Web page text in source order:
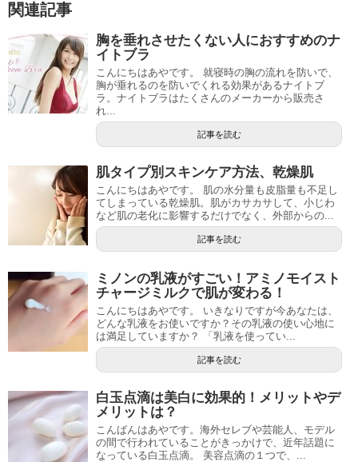
関連記事
胸を垂れさせたくない人におすすめのナ
イトブラ
こんにちはあやです。 就寝時の胸の流れを防いで、
胸が垂れるのを防いでくれる効果があるナイトブ
ラ。ナイトブラはたくさんのメーカーから販売さ
れ...
記事を読む
肌タイプ別スキンケア方法、乾燥肌
こんにちはあやです。 肌の水分量も皮脂量も不足し
てしまっている乾燥肌。肌がカサカサして、小じわ
など肌の老化に影響するだけでなく、外部からの...
記事を読む
ミノンの乳液がすごい！アミノモイスト
チャージミルクで肌が変わる！
こんにちはあやです。 いきなりですが今あなたは、
どんな乳液をお使いですか？その乳液の使い心地に
は満足していますか？ 「乳液を使ってい...
記事を読む
白玉点滴は美白に効果的！メリットやデ
メリットは？
こんばんはあやです。海外セレブや芸能人、モデル
の間で行われていることがきっかけで、近年話題に
なっている白玉点滴。 美容点滴の１つで、...